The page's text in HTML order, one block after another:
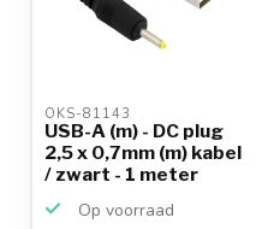
OKS-81143
USB-A (m) - DC plug
2,5 x 0,7mm (m) kabel
/ zwart - 1 meter
Op voorraad